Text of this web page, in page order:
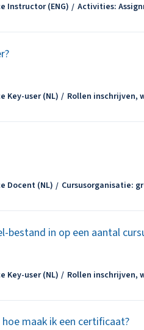
Instructor (ENG) Activities:
Key-user (NL) Rollen inschrijven,
Docent (NL) Cursusorganisatie:
bestand in op een aantal
Key-user (NL) Rollen inschrijven,
maak ik een certificaat?